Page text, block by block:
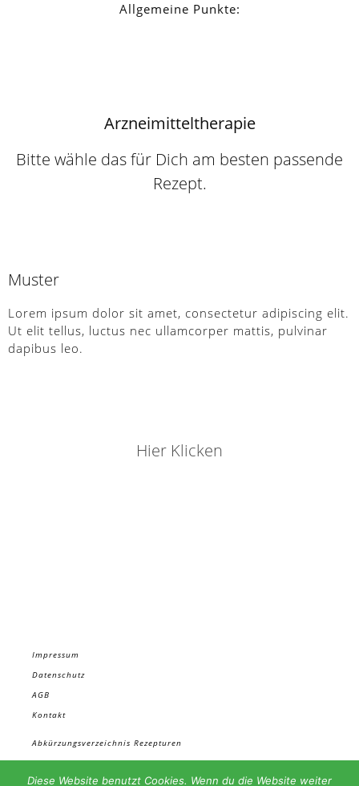
Allgemeine Punkte:
Arzneimitteltherapie
Bitte wähle das für Dich am besten passende
Rezept.
Muster
Lorem ipsum dolor sit amet, consectetur adipiscing elit.
Ut elit tellus, luctus nec ullamcorper mattis, pulvinar
dapibus leo.
Hier Klicken
Impressum
Datenschutz
AGB
Kontakt
Abkürzungsverzeichnis Rezepturen
Materialbezug
In den Rezepten verwendete TCM Substanzen
Diese Website benutzt Cookies. Wenn du die Website weiter